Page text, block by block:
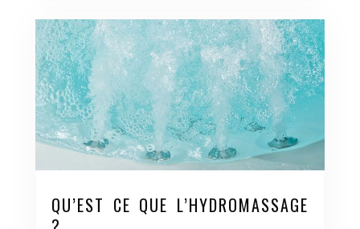
QU’EST CE QUE L’HYDROMASSAGE